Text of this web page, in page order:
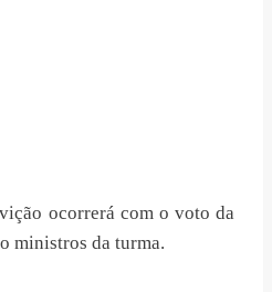
ocorrerá com o voto da
ministros da turma.